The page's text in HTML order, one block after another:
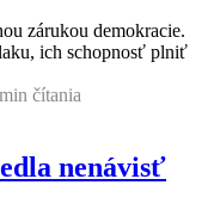
zárukou demokracie.
ich schopnosť plniť
čítania
nenávisť